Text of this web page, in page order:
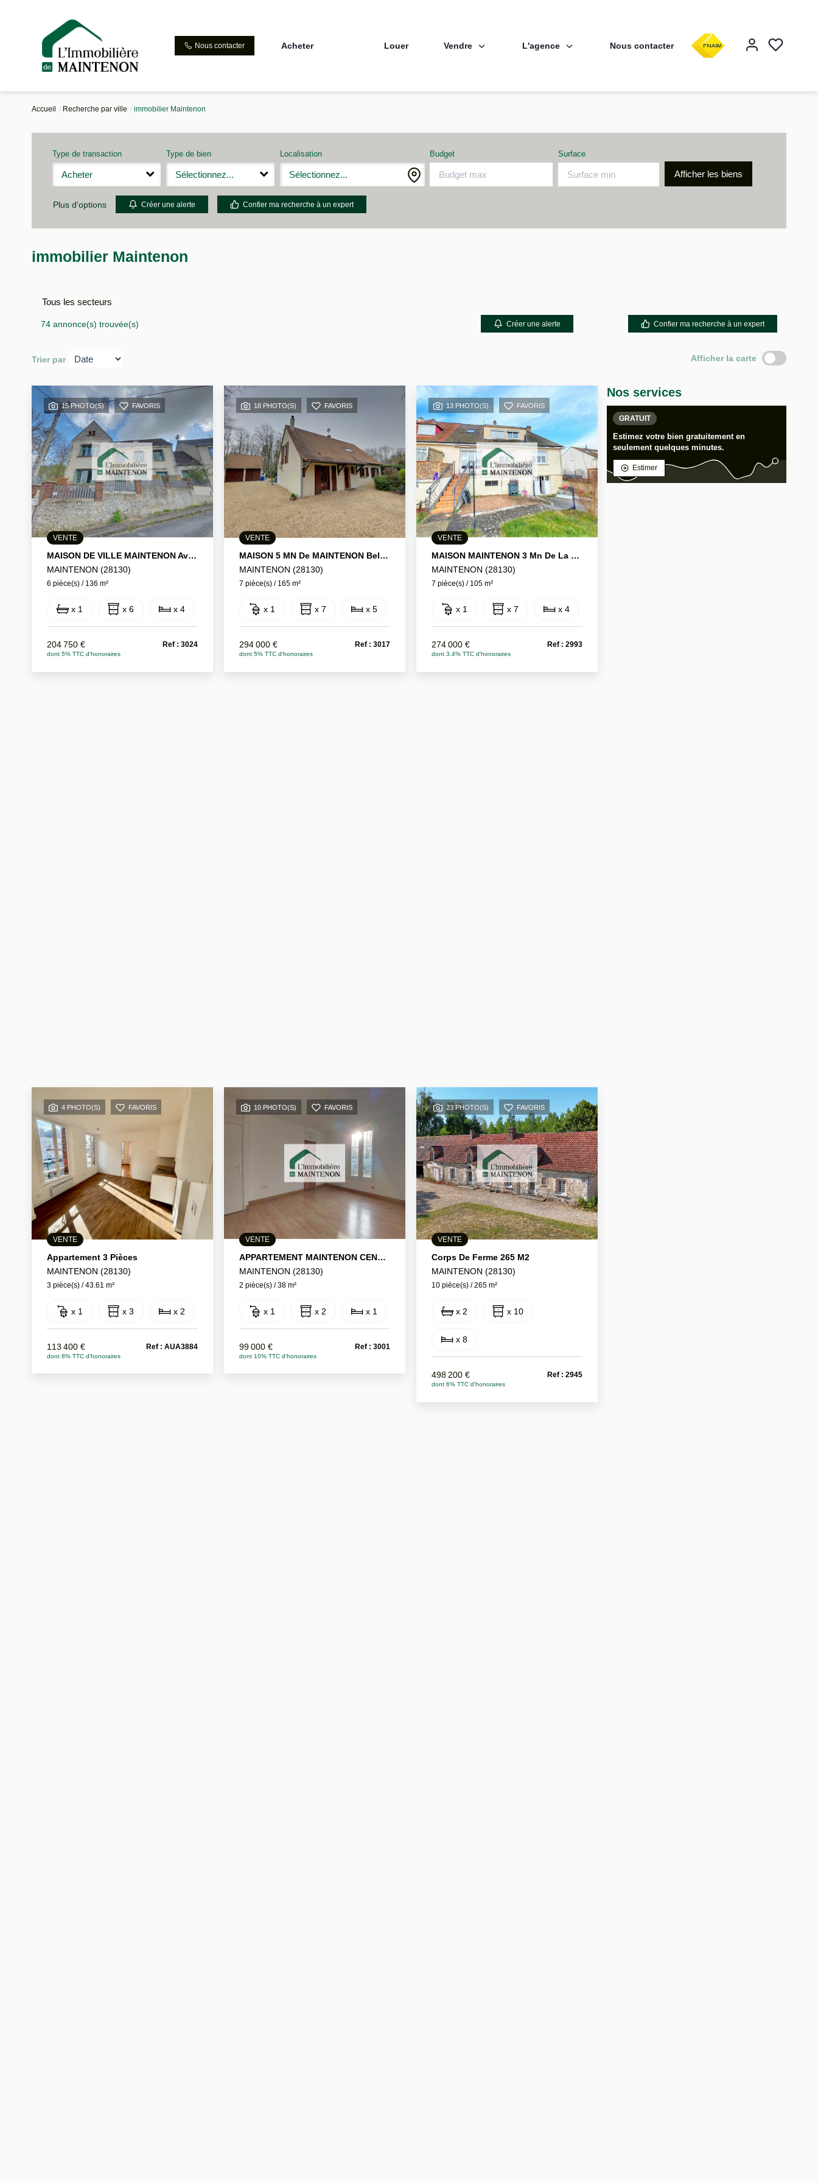
Nous contacter Acheter Louer Vendre L'agence Nous contacter F
Accueil Recherche par ville immobilier Maintenon
Type de transaction
Acheter
Type de bien
Sélectionnez...
Localisation
Sélectionnez...
Budget Surface
Plus d'options Créer une alerte Confier ma recherche à un expert
immobilier Maintenon
Tous les secteurs
74 annonce(s) trouvée(s) Créer une alerte Confier ma recherche à un expert
Trier par Afficher la carte
15 PHOTO(S) FAVORIS
VENTE
MAISON DE VILLE MAINTENON Avec Place De Parking, Tout À Pied!
MAINTENON (28130)
6 pièce(s) / 136 m²
x 1 x 6 x 4
204 750 €
dont 5% TTC d'honoraires
Ref : 3024
18 PHOTO(S) FAVORIS
VENTE
MAISON 5 MN De MAINTENON Bel Environnement
MAINTENON (28130)
7 pièce(s) / 165 m²
x 1 x 7 x 5
294 000 €
dont 5% TTC d'honoraires
Ref : 3017
13 PHOTO(S) FAVORIS
VENTE
MAISON MAINTENON 3 Mn De La Gare À Pied! Quartier Recherché
MAINTENON (28130)
7 pièce(s) / 105 m²
x 1 x 7 x 4
274 000 €
dont 3.4% TTC d'honoraires
Ref : 2993
4 PHOTO(S) FAVORIS
VENTE
Appartement 3 Pièces
MAINTENON (28130)
3 pièce(s) / 43.61 m²
x 1 x 3 x 2
113 400 €
dont 8% TTC d'honoraires
Ref : AUA3884
10 PHOTO(S) FAVORIS
VENTE
APPARTEMENT MAINTENON CENTRE GARE A PIED
MAINTENON (28130)
2 pièce(s) / 38 m²
x 1 x 2 x 1
99 000 €
dont 10% TTC d'honoraires
Ref : 3001
23 PHOTO(S) FAVORIS
VENTE
Corps De Ferme 265 M2
MAINTENON (28130)
10 pièce(s) / 265 m²
x 2 x 10
x 8
498 200 €
dont 6% TTC d'honoraires
Ref : 2945
Nos services
GRATUIT
Estimez votre bien gratuitement en
seulement quelques minutes.
Estimer